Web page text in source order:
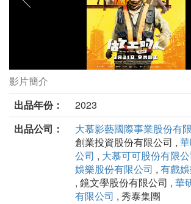
做工的人 電影版劇照
影片簡介
出品年份：
2023
出品公司：
大慕影藝國際事業股份有
創業投資股份有限公司 ,
公司 , 大慕可可股份有限
娛樂股份有限公司 , 有戲
, 鏡文學股份有限公司 , 華
有限公司 , 秀泰集團